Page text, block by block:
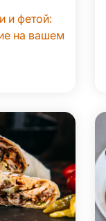
и фетой:
на вашем